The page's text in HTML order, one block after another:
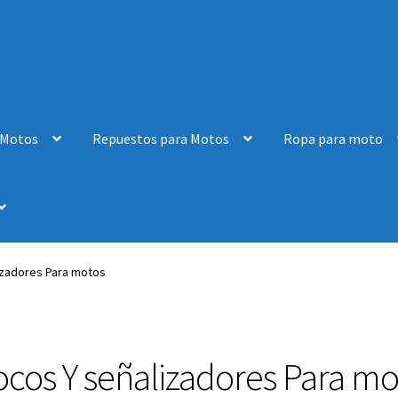
Repuestos para Motos Ropa para moto
Para motos
Y señalizadores Para